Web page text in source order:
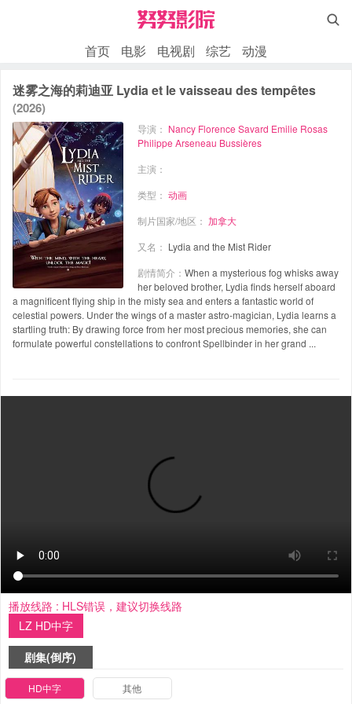

首页 电影 电视剧 综艺 动漫
迷雾之海的莉迪亚 Lydia et le vaisseau des tempêtes
(2026)
导演： Nancy Florence Savard Emilie Rosas
Philippe Arseneau Bussières
主演：
类型：动画
制片国家/地区：加拿大
又名： Lydia and the Mist Rider
剧情简介：When a mysterious fog whisks away
her beloved brother, Lydia finds herself aboard
a magnificent flying ship in the misty sea and enters a fantastic world of
celestial powers. Under the wings of a master astro-magician, Lydia learns a
startling truth: By drawing force from her most precious memories, she can
formulate powerful constellations to confront Spellbinder in her grand ...
播放线路 : HLS错误，建议切换线路
LZ HD中字
剧集(倒序)
HD中字 其他